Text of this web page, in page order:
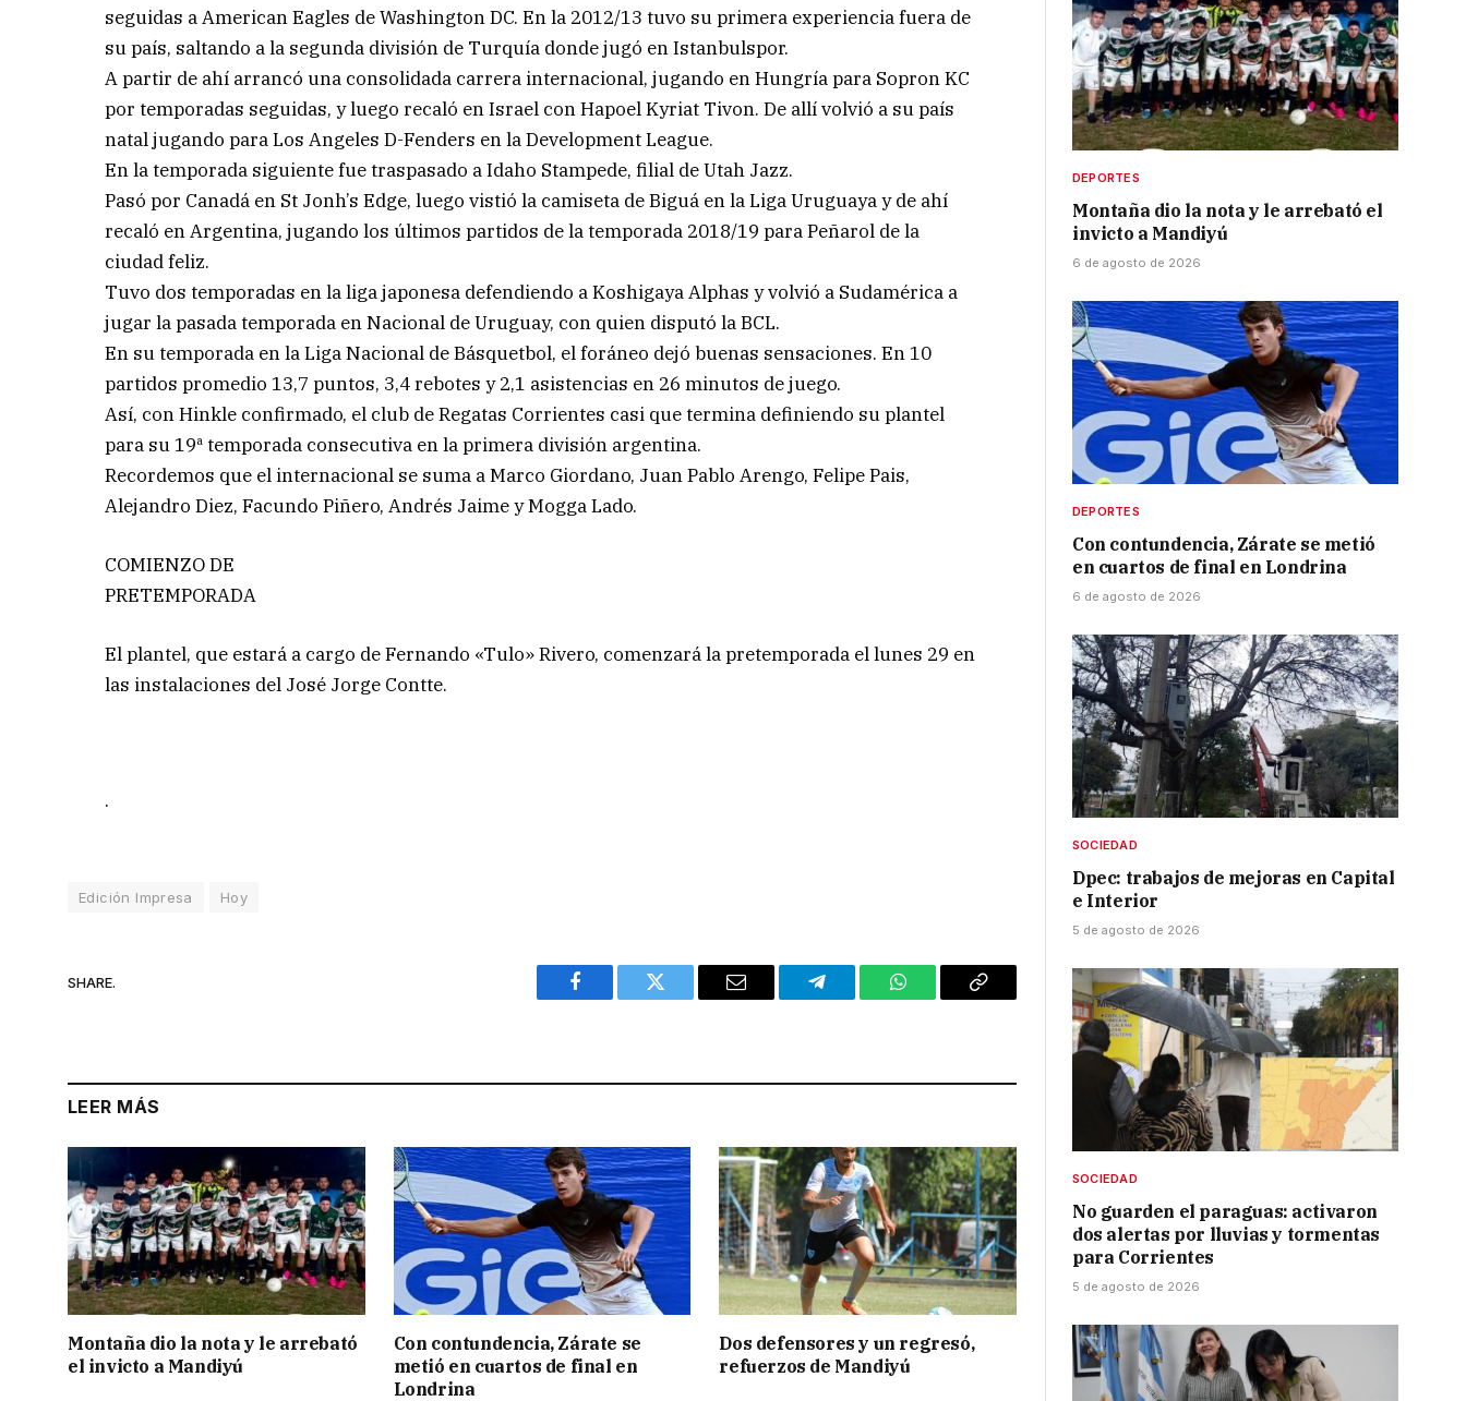
seguidas a American Eagles de Washington DC. En la 2012/13 tuvo su primera experiencia fuera de
su país, saltando a la segunda división de Turquía donde jugó en Istanbulspor.
A partir de ahí arrancó una consolidada carrera internacional, jugando en Hungría para Sopron KC
por temporadas seguidas, y luego recaló en Israel con Hapoel Kyriat Tivon. De allí volvió a su país
natal jugando para Los Angeles D-Fenders en la Development League.
En la temporada siguiente fue traspasado a Idaho Stampede, filial de Utah Jazz.
Pasó por Canadá en St Jonh’s Edge, luego vistió la camiseta de Biguá en la Liga Uruguaya y de ahí
recaló en Argentina, jugando los últimos partidos de la temporada 2018/19 para Peñarol de la
ciudad feliz.
Tuvo dos temporadas en la liga japonesa defendiendo a Koshigaya Alphas y volvió a Sudamérica a
jugar la pasada temporada en Nacional de Uruguay, con quien disputó la BCL.
En su temporada en la Liga Nacional de Básquetbol, el foráneo dejó buenas sensaciones. En 10
partidos promedio 13,7 puntos, 3,4 rebotes y 2,1 asistencias en 26 minutos de juego.
Así, con Hinkle confirmado, el club de Regatas Corrientes casi que termina definiendo su plantel
para su 19ª temporada consecutiva en la primera división argentina.
Recordemos que el internacional se suma a Marco Giordano, Juan Pablo Arengo, Felipe Pais,
Alejandro Diez, Facundo Piñero, Andrés Jaime y Mogga Lado.
COMIENZO DE
PRETEMPORADA
El plantel, que estará a cargo de Fernando «Tulo» Rivero, comenzará la pretemporada el lunes 29 en
las instalaciones del José Jorge Contte.
.
Edición Impresa Hoy
SHARE.
Facebook Twitter Email Telegram WhatsAppCopy
LEER MÁS
Montaña dio la nota y le arrebató
el invicto a Mandiyú
Con contundencia, Zárate se
metió en cuartos de final en
Londrina
Dos defensores y un regresó,
refuerzos de Mandiyú
DEPORTES
Montaña dio la nota y le arrebató el
invicto a Mandiyú
6 de agosto de 2026
DEPORTES
Con contundencia, Zárate se metió
en cuartos de final en Londrina
6 de agosto de 2026
SOCIEDAD
Dpec: trabajos de mejoras en Capital
e Interior
5 de agosto de 2026
SOCIEDAD
No guarden el paraguas: activaron
dos alertas por lluvias y tormentas
para Corrientes
5 de agosto de 2026